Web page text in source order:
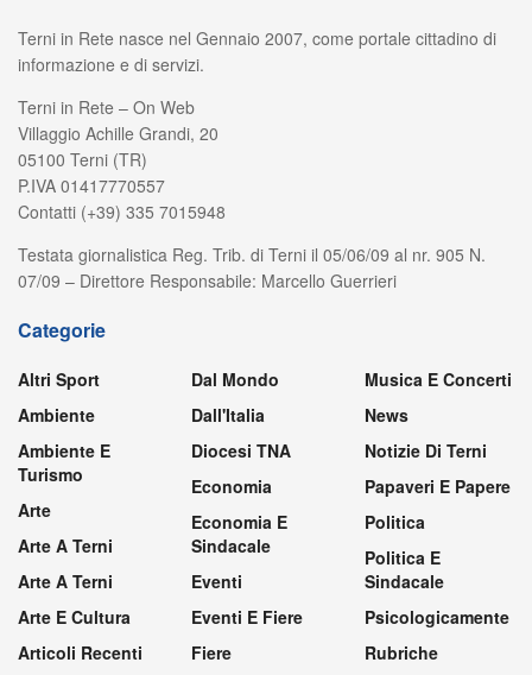
Terni in Rete nasce nel Gennaio 2007, come portale cittadino di
informazione e di servizi.
Terni in Rete – On Web
Villaggio Achille Grandi, 20
05100 Terni (TR)
P.IVA 01417770557
Contatti (+39) 335 7015948
Testata giornalistica Reg. Trib. di Terni il 05/06/09 al nr. 905 N.
07/09 – Direttore Responsabile: Marcello Guerrieri
Categorie
Altri Sport
Ambiente
Ambiente E
Turismo
Arte
Arte A Terni
Arte A Terni
Arte E Cultura
Articoli Recenti
Dal Mondo
Dall'Italia
Diocesi TNA
Economia
Economia E
Sindacale
Eventi
Eventi E Fiere
Fiere
Musica E Concerti
News
Notizie Di Terni
Papaveri E Papere
Politica
Politica E
Sindacale
Psicologicamente
Rubriche